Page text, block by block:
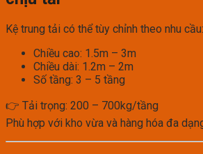
Kệ trung tải có thể tùy chỉnh theo nhu cầu:
Chiều cao: 1.5m – 3m
Chiều dài: 1.2m – 2m
Số tầng: 3 – 5 tầng
👉 Tải trọng: 200 – 700kg/tầng
Phù hợp với kho vừa và hàng hóa đa